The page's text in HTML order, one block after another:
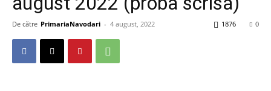
De către PrimariaNavodari - 4 august, 2022 0
1876